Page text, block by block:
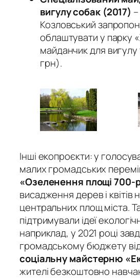
вигулу собак (2017)
Козловський
облаштувати у парку
майданчик для
грн).
Інші екопроєкти: у
малих громадських
«Озеленення площі 700-
висадження дерев і квітів
центральних площ міста.
підтримували ідеї
наприклад, у 2021 році
громадському бюджету
соціальну майстерню
жителі безкоштовно